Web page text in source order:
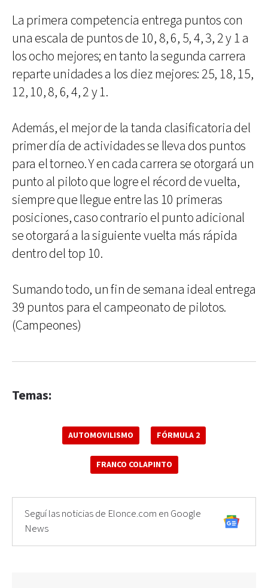
La primera competencia entrega puntos con
una escala de puntos de 10, 8, 6, 5, 4, 3, 2 y 1 a
los ocho mejores; en tanto la segunda carrera
reparte unidades a los diez mejores: 25, 18, 15,
12, 10, 8, 6, 4, 2 y 1.
Además, el mejor de la tanda clasificatoria del
primer día de actividades se lleva dos puntos
para el torneo. Y en cada carrera se otorgará un
punto al piloto que logre el récord de vuelta,
siempre que llegue entre las 10 primeras
posiciones, caso contrario el punto adicional
se otorgará a la siguiente vuelta más rápida
dentro del top 10.
Sumando todo, un fin de semana ideal entrega
39 puntos para el campeonato de pilotos.
(Campeones)
Temas:
AUTOMOVILISMO FÓRMULA 2
FRANCO COLAPINTO
Seguí las noticias de Elonce.com en Google
News